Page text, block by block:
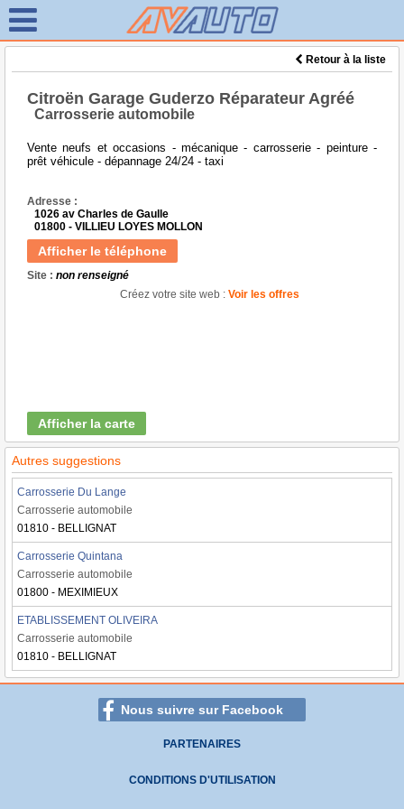
Retour à la liste
Citroën Garage Guderzo Réparateur Agréé
Carrosserie automobile
Vente neufs et occasions - mécanique - carrosserie - peinture -
prêt véhicule - dépannage 24/24 - taxi
Adresse :
1026 av Charles de Gaulle
01800 - VILLIEU LOYES MOLLON
Afficher le téléphone
Site : non renseigné
Créez votre site web : Voir les offres
Afficher la carte
Autres suggestions
Carrosserie Du Lange
Carrosserie automobile
01810 - BELLIGNAT
Carrosserie Quintana
Carrosserie automobile
01800 - MEXIMIEUX
ETABLISSEMENT OLIVEIRA
Carrosserie automobile
01810 - BELLIGNAT
Nous suivre sur Facebook
PARTENAIRES
CONDITIONS D'UTILISATION